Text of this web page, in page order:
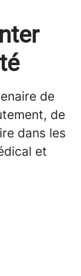
de
de
dans les
et